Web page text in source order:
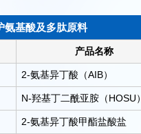
氨基酸及多肽原料
产品名称
2-氨基异丁酸（AIB）
N-羟基丁二酰亚胺（HOSU）
2-氨基异丁酸甲酯盐酸盐